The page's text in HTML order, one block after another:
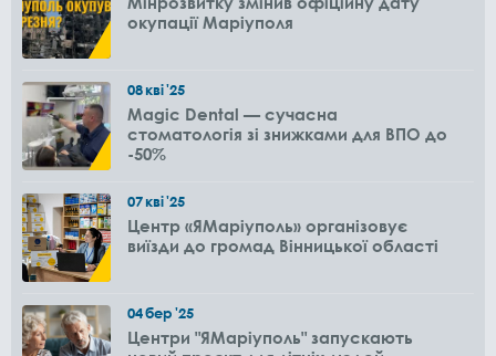
окупації Маріуполя
08кві'25
Magic Dental — сучасна
стоматологія зі знижками для ВПО до
-50%
07кві'25
Центр «ЯМаріуполь» організовує
виїзди до громад Вінницької області
04бер'25
Центри "ЯМаріуполь" запускають